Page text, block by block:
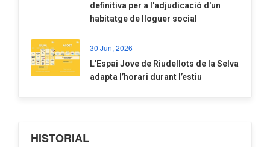
definitiva per a l'adjudicació d'un
habitatge de lloguer social
30 Jun, 2026
​L’Espai Jove de Riudellots de la Selva
adapta l’horari durant l’estiu
HISTORIAL